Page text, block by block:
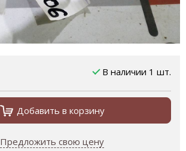
В наличии 1 шт.
Добавить в корзину
Предложить свою цену